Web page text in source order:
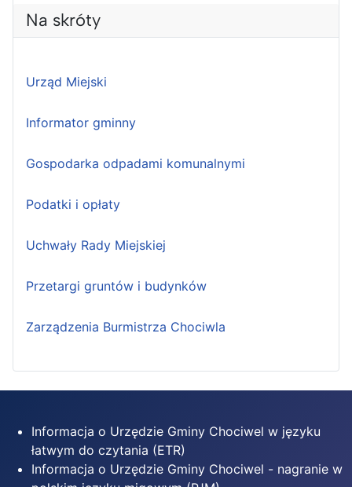
Na skróty
Urząd Miejski
Informator gminny
Gospodarka odpadami komunalnymi
Podatki i opłaty
Uchwały Rady Miejskiej
Przetargi gruntów i budynków
Zarządzenia Burmistrza Chociwla
Informacja o Urzędzie Gminy Chociwel w języku
łatwym do czytania (ETR)
Informacja o Urzędzie Gminy Chociwel - nagranie w